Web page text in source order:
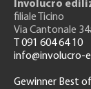
Involucro
filiale Ticino
Via Cantonale
T 091 604 64 10
info@involucro-
Gewinner Best